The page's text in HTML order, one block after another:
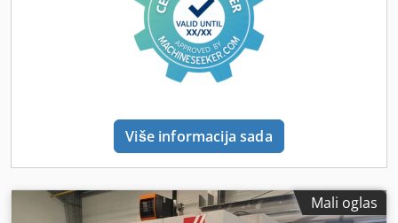
Godina: 2008 Konus vretena: BT40 / SK40 kompatibilan
Brzina vretena: 10.000 ob/min Upravljanje: HAAS CNC
kontrola Automatski izmjenjivač alata (ATC) ⚙️ Oprema i
karakteristike: HAAS četvrta osa (rotacioni sto) + konjić
Sistem za hlađenje Automatski izmjenjivač alata (ATC)
Dksdpfx Aoyy H A Senrjr Potpuno funkcionalna – bez
grešaka Mašina u odličnom stanju Bez zazora Čista i
redovno održavana Mogućnost probe pod naponom
Više informacija sada
Mali oglas